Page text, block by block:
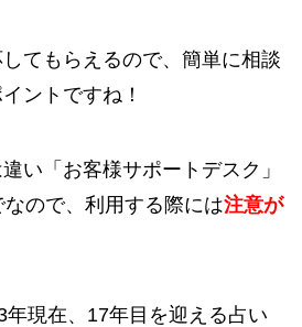
てもらえるので、簡単に相談
ントですね！
い「お客様サポートデスク」
なので、利用する際には注意が
年現在、17年目を迎える占い